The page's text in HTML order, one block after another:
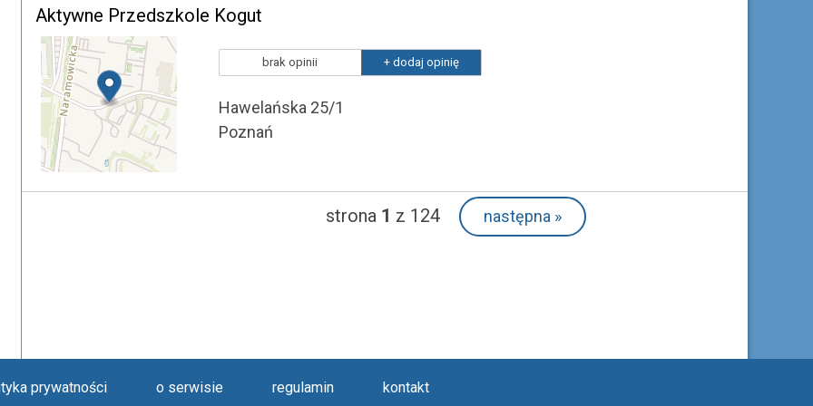
Aktywne Przedszkole Kogut
brak opinii + dodaj opinię
Hawelańska 25/1
Poznań
strona 1 z 124 następna »
prywatności o serwisie regulamin kontakt